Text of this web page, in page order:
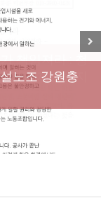
책임져라 : 청
명과 재발방지
노조 강원충
Next